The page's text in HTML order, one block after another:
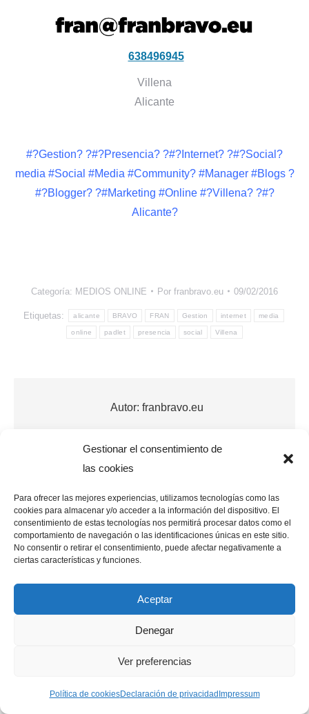
Gestionar el consentimiento de
las cookies
Para ofrecer las mejores experiencias, utilizamos tecnologías como las
cookies para almacenar y/o acceder a la información del dispositivo. El
consentimiento de estas tecnologías nos permitirá procesar datos como el
comportamiento de navegación o las identificaciones únicas en este sitio.
No consentir o retirar el consentimiento, puede afectar negativamente a
ciertas características y funciones.
Aceptar
Denegar
Ver preferencias
Política de cookiesDeclaración de privacidad Impressum
638496945
Villena
Alicante
#?Gestion? ?#?Presencia? ?#?Internet? ?#?Social?
media #Social #Media #Community? #Manager #Blogs ?
#?Blogger? ?#Marketing #Online #?Villena? ?#?
Alicante?
Categoría: MEDIOS ONLINE Por franbravo.eu 09/02/2016
Etiquetas: alicante BRAVO FRAN Gestion internet media
online padlet presencia social Villena
Autor: franbravo.eu
Navegación
entre
publicaciones
ANTERIOR
Publicación
anterior:
Lista de Reproducción You Tube
Publicación
siguiente: